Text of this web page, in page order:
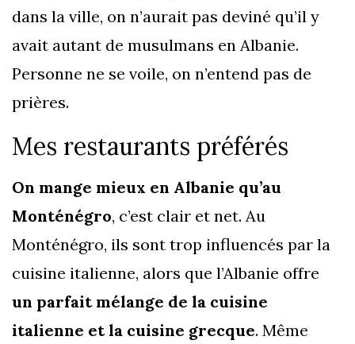
dans la ville, on n’aurait pas deviné qu’il y
avait autant de musulmans en Albanie.
Personne ne se voile, on n’entend pas de
prières.
Mes restaurants préférés
On mange mieux en Albanie qu’au
Monténégro, c’est clair et net. Au
Monténégro, ils sont trop influencés par la
cuisine italienne, alors que l’Albanie offre
un parfait mélange de la cuisine
italienne et la cuisine grecque. Même